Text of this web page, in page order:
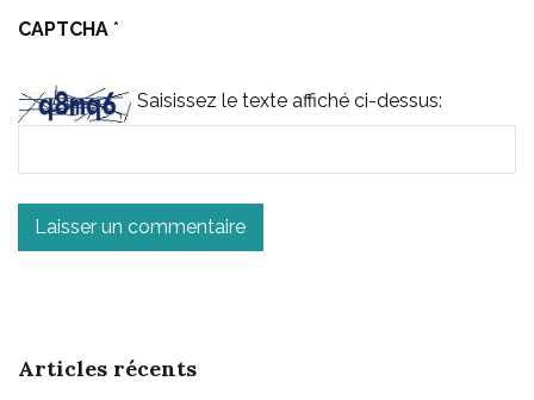
CAPTCHA *
Saisissez le texte affiché ci-dessus:
Articles récents